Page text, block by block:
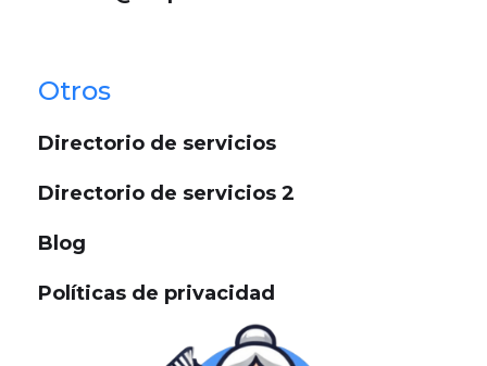
Otros
Directorio de servicios
Directorio de servicios 2
Blog
Políticas de privacidad